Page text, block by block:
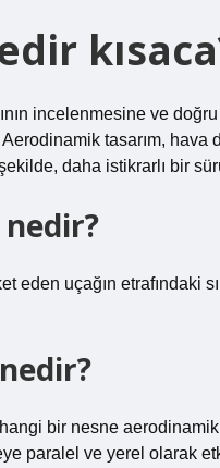
incelenmesine ve
tasarım, hava
daha istikrarlı bir
eden uçağın etrafındaki
bir nesne
paralel ve yerel olarak